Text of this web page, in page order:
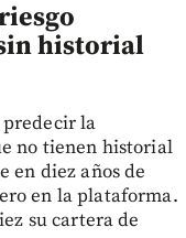
historial
la
no tienen historial
en diez años de
en la plataforma.
su cartera de